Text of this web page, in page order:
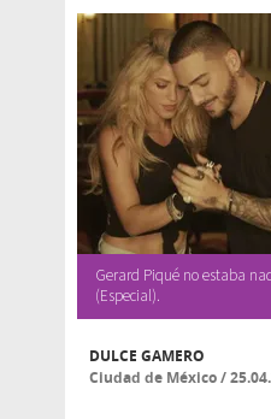
Gerard Piqué no estaba
(Especial).
DULCE GAMERO
Ciudad de México/